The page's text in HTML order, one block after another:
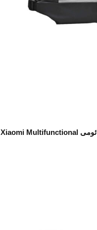
گزینه ها
کیف کمری شیائومی Xiaomi Multifunctional